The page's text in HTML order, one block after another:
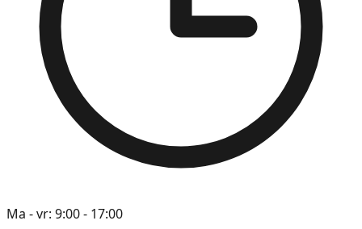
Ma - vr: 9:00 - 17:00